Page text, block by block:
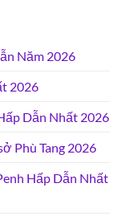
Năm 2026
2026
Dẫn Nhất 2026
Phù Tang 2026
Hấp Dẫn Nhất